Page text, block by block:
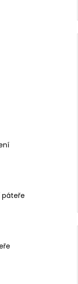
páteře